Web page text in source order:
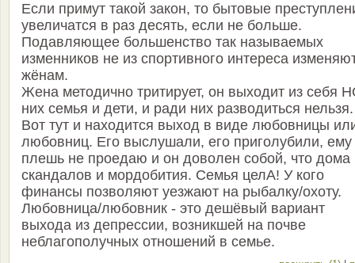
Если примут такой закон, то бытовые
увеличатся в раз десять, если не больше.
Подавляющее большенство так называемых
изменников не из спортивного интереса
жёнам.
Жена методично тритирует, он выходит из себя
них семья и дети, и ради них разводиться нельзя.
Вот тут и находится выход в виде любовницы
любовниц. Его выслушали, его приголубили, ему
плешь не проедаю и он доволен собой, что дома
скандалов и мордобития. Семья целА! У кого
финансы позволяют уезжают на рыбалку/охоту.
Любовница/любовник - это дешёвый вариант
выхода из депрессии, возникшей на почве
неблагополучных отношений в семье.